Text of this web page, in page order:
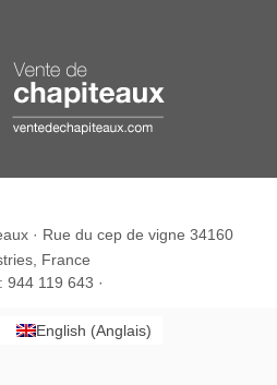
· Rue du cep de vigne 34160
France
944 119 643 ·
English (Anglais)